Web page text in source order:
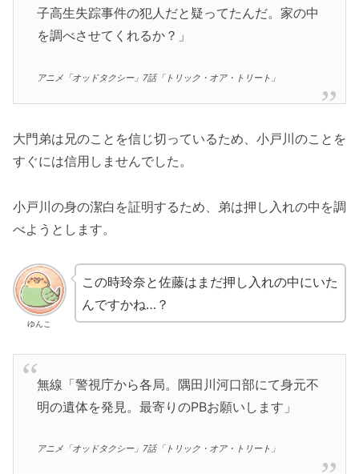
子高生失踪事件の犯人だと疑ってたんだ。家の中
を調べさせてくれるか？」
アニメ「オッドタクシー」7話「トリック・オア・トリート」
大門弟は兄のことを信じ切っているため、小戸川のことを
すぐには信用しませんでした。
小戸川の身の潔白を証明するため、弟は押し入れの中を調
べようとします。
ゆんこ
この時玲奈と佐藤はまだ押し入れの中にいた
んですかね…？
無線「警視庁から各局。隅田川河口部にて身元不
明の遺体を発見。最寄りのPBお願いします」
アニメ「オッドタクシー」7話「トリック・オア・トリート」